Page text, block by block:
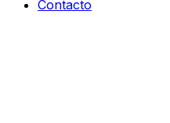
Contacto